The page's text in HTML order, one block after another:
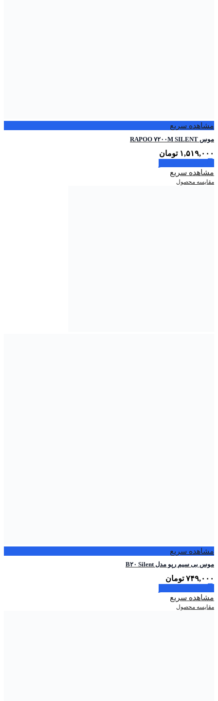
مشاهده سریع
موس RAPOO ۷۲۰۰M SILENT
۱,۵۱۹,۰۰۰ تومان
مشاهده سریع
مقایسه محصول
مشاهده سریع
موس بی سیم رپو مدل B۲۰ Silent
۷۴۹,۰۰۰ تومان
مشاهده سریع
مقایسه محصول